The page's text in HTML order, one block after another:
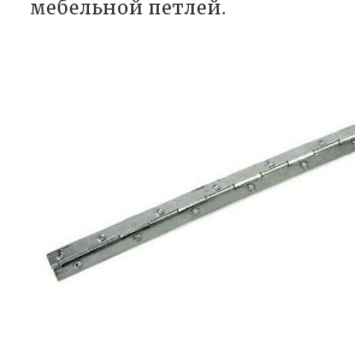
мебельной петлей.